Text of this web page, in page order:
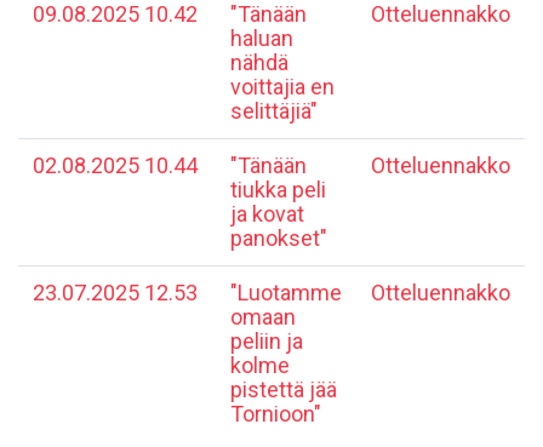
09.08.2025 10.42
"Tänään
haluan
nähdä
voittajia en
selittäjiä"
Otteluennakko
02.08.2025 10.44
"Tänään
tiukka peli
ja kovat
panokset"
Otteluennakko
23.07.2025 12.53
"Luotamme
omaan
peliin ja
kolme
pistettä jää
Tornioon"
Otteluennakko